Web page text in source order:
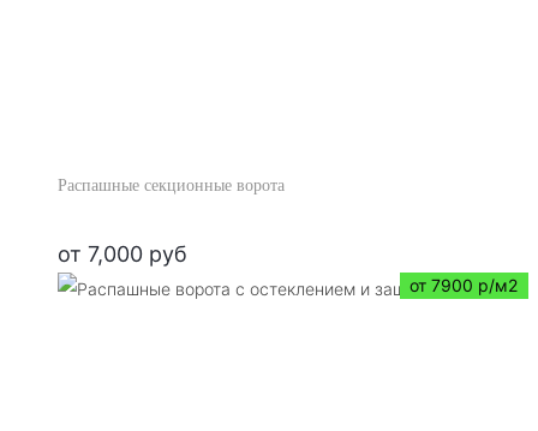
Распашные секционные ворота
от 7,000 руб
от 7900 р/м2